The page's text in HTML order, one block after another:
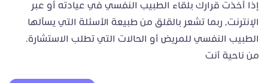
إذا أخذت قرارك بلقاء الطبيب النفسي في عيادته أو عبر
الإنترنت، ربما تشعر بالقلق من طبيعة الأسئلة التي يسألها
الطبيب النفسي للمريض أو الحالات التي تطلب الاستشارة.
من ناحية أنت